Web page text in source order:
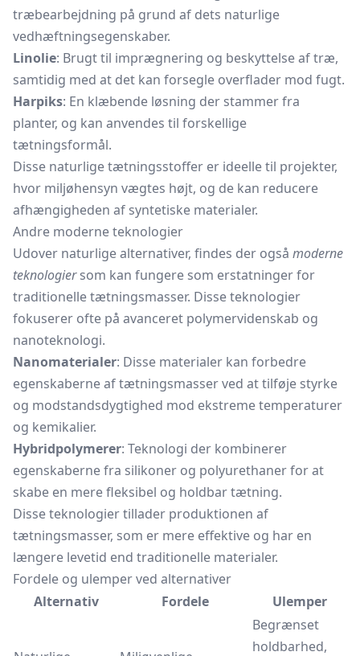
træbearbejdning på grund af dets naturlige
vedhæftningsegenskaber.
Linolie: Brugt til imprægnering og beskyttelse af træ,
samtidig med at det kan forsegle overflader mod fugt.
Harpiks: En klæbende løsning der stammer fra
planter, og kan anvendes til forskellige
tætningsformål.
Disse naturlige tætningsstoffer er ideelle til projekter,
hvor miljøhensyn vægtes højt, og de kan reducere
afhængigheden af syntetiske materialer.
Andre moderne teknologier
Udover naturlige alternativer, findes der også moderne
teknologiersom kan fungere som erstatninger for
traditionelle tætningsmasser. Disse teknologier
fokuserer ofte på avanceret polymervidenskab og
nanoteknologi.
Nanomaterialer: Disse materialer kan forbedre
egenskaberne af tætningsmasser ved at tilføje styrke
og modstandsdygtighed mod ekstreme temperaturer
og kemikalier.
Hybridpolymerer: Teknologi der kombinerer
egenskaberne fra silikoner og polyurethaner for at
skabe en mere fleksibel og holdbar tætning.
Disse teknologier tillader produktionen af
tætningsmasser, som er mere effektive og har en
længere levetid end traditionelle materialer.
Fordele og ulemper ved alternativer
Alternativ
Fordele Ulemper
Begrænset
holdbarhed,